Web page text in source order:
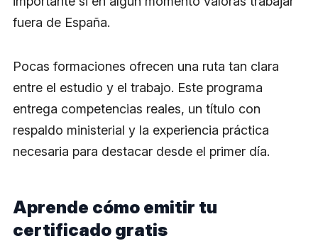
fuera de España.
Pocas formaciones ofrecen una ruta tan clara
entre el estudio y el trabajo. Este programa
entrega competencias reales, un título con
respaldo ministerial y la experiencia práctica
necesaria para destacar desde el primer día.
Aprende cómo emitir tu
certificado gratis